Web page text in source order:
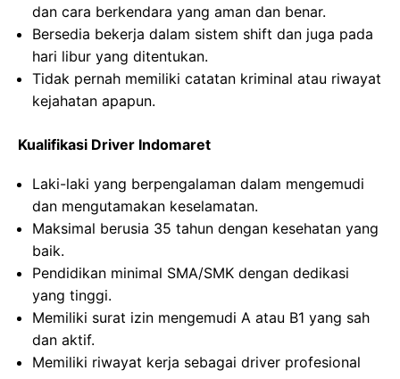
dan cara berkendara yang aman dan benar.
Bersedia bekerja dalam sistem shift dan juga pada
hari libur yang ditentukan.
Tidak pernah memiliki catatan kriminal atau riwayat
kejahatan apapun.
Kualifikasi Driver Indomaret
Laki-laki yang berpengalaman dalam mengemudi
dan mengutamakan keselamatan.
Maksimal berusia 35 tahun dengan kesehatan yang
baik.
Pendidikan minimal SMA/SMK dengan dedikasi
yang tinggi.
Memiliki surat izin mengemudi A atau B1 yang sah
dan aktif.
Memiliki riwayat kerja sebagai driver profesional